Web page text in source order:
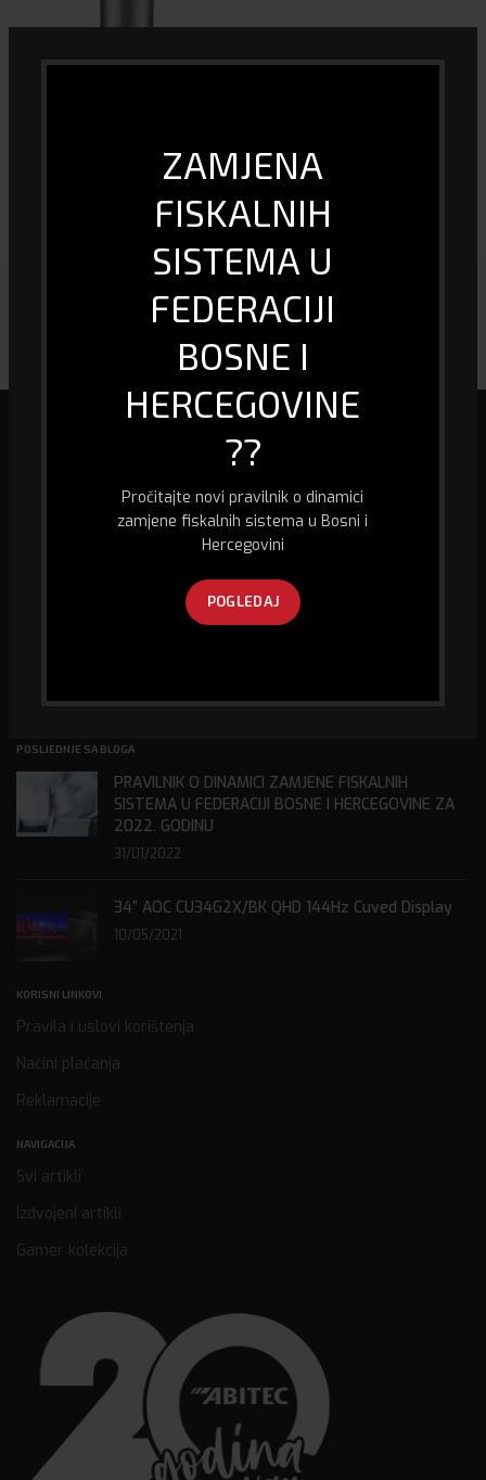
ZAMJENA
FISKALNIH
SISTEMA U
FEDERACIJI
BOSNE I
HERCEGOVINE
??
Pročitajte novi pravilnik o dinamici
zamjene fiskalnih sistema u Bosni i
Hercegovini
POGLEDAJ
Xiaomi Mi Car Charger Pro Auto
KM
i prodaje računara i računarske opreme, fiskalizacije te pružanja usluge
GPS praćenja vozila.
74260 Jelah - Tešanj, Bosna i Hercegovina
+387 32 667 300
POSLJEDNJE SA BLOGA
PRAVILNIK O DINAMICI ZAMJENE FISKALNIH
SISTEMA U FEDERACIJI BOSNE I HERCEGOVINE ZA
2022. GODINU
31/01/2022
34” AOC CU34G2X/BK QHD 144Hz Cuved Display
10/05/2021
KORISNI LINKOVI
Pravila i uslovi korištenja
Načini plaćanja
Reklamacije
NAVIGACIJA
Svi artikli
Izdvojeni artikli
Gamer kolekcija